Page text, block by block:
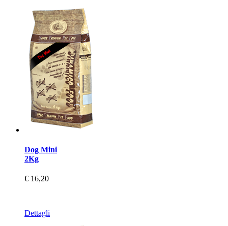
Dog Mini
2Kg
€ 16,20
Dettagli